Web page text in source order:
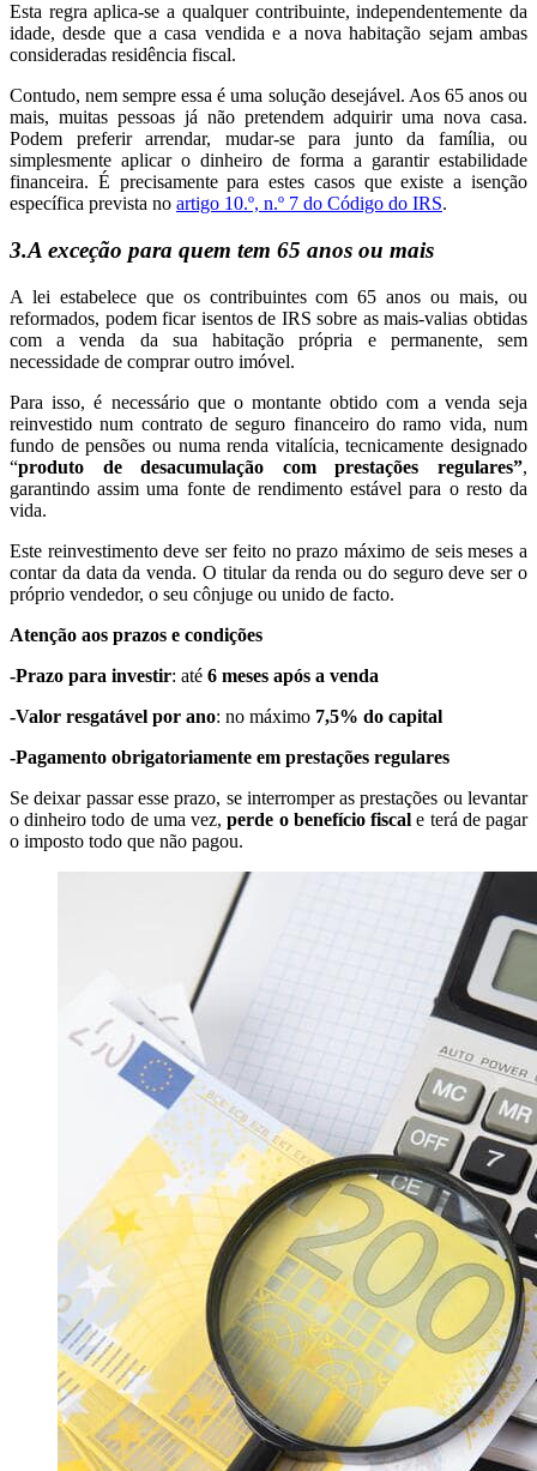
Esta regra aplica-se a qualquer contribuinte, independentemente da
idade, desde que a casa vendida e a nova habitação sejam ambas
consideradas residência fiscal.
Contudo, nem sempre essa é uma solução desejável. Aos 65 anos ou
mais, muitas pessoas já não pretendem adquirir uma nova casa.
Podem preferir arrendar, mudar-se para junto da família, ou
simplesmente aplicar o dinheiro de forma a garantir estabilidade
financeira. É precisamente para estes casos que existe a isenção
específica prevista no artigo 10.º, n.º 7 do Código do IRS.
3.A exceção para quem tem 65 anos ou mais
A lei estabelece que os contribuintes com 65 anos ou mais, ou
reformados, podem ficar isentos de IRS sobre as mais-valias obtidas
com a venda da sua habitação própria e permanente, sem
necessidade de comprar outro imóvel.
Para isso, é necessário que o montante obtido com a venda seja
reinvestido num contrato de seguro financeiro do ramo vida, num
fundo de pensões ou numa renda vitalícia, tecnicamente designado
“produto de desacumulação com prestações regulares”,
garantindo assim uma fonte de rendimento estável para o resto da
vida.
Este reinvestimento deve ser feito no prazo máximo de seis meses a
contar da data da venda. O titular da renda ou do seguro deve ser o
próprio vendedor, o seu cônjuge ou unido de facto.
Atenção aos prazos e condições
-Prazo para investir: até 6 meses após a venda
-Valor resgatável por ano: no máximo 7,5% do capital
-Pagamento obrigatoriamente em prestações regulares
Se deixar passar esse prazo, se interromper as prestações ou levantar
o dinheiro todo de uma vez,perde o benefício fiscal e terá de pagar
o imposto todo que não pagou.